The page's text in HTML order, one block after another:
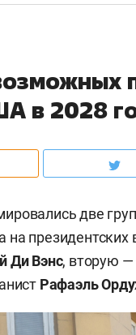
в 2028
две
президентских
Ди Вэнс, вторую —
Рафаэль